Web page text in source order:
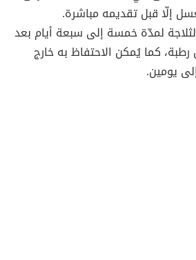
إلّا قبل تقديمه مباشرة.
لمدّة خمسة إلى سبعة أيام بعد
كما يُمكن الاحتفاظ به خارج
يومين.